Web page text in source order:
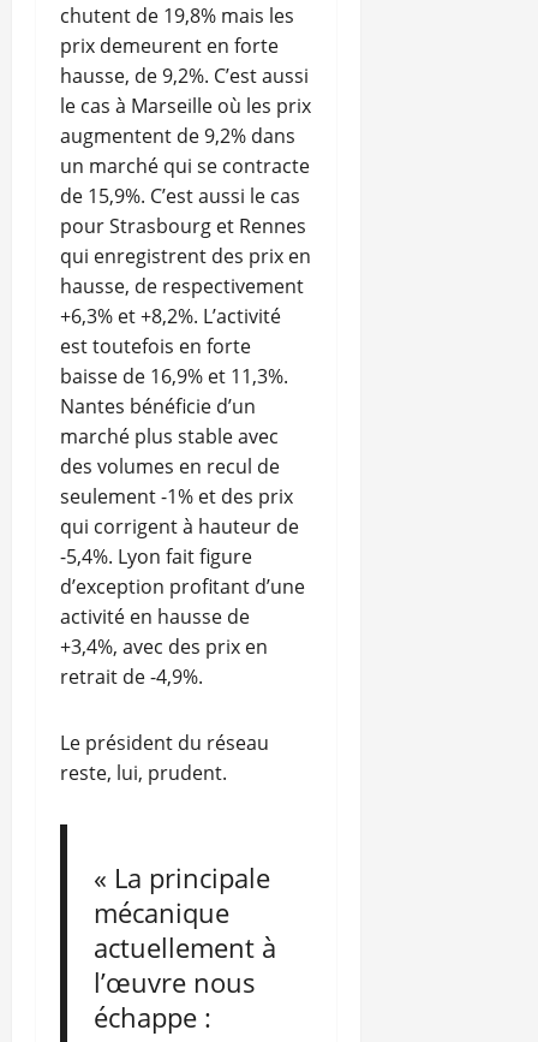
chutent de 19,8% mais les
prix demeurent en forte
hausse, de 9,2%. C’est aussi
le cas à Marseille où les prix
augmentent de 9,2% dans
un marché qui se contracte
de 15,9%. C’est aussi le cas
pour Strasbourg et Rennes
qui enregistrent des prix en
hausse, de respectivement
+6,3% et +8,2%. L’activité
est toutefois en forte
baisse de 16,9% et 11,3%.
Nantes bénéficie d’un
marché plus stable avec
des volumes en recul de
seulement -1% et des prix
qui corrigent à hauteur de
-5,4%. Lyon fait figure
d’exception profitant d’une
activité en hausse de
+3,4%, avec des prix en
retrait de -4,9%.
Le président du réseau
reste, lui, prudent.
« La principale
mécanique
actuellement à
l’œuvre nous
échappe :